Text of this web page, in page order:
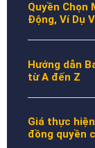
Quyền Chọn
Động, Ví Dụ
Hướng dẫn
từ A đến Z
Giá thực
đồng quyền